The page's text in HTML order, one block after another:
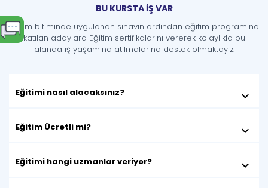
BU KURSTA İŞ VAR
Eğitim bitiminde uygulanan sınavın ardından eğitim programına
katılan adaylara Eğitim sertifikalarını vererek kolaylıkla bu
alanda iş yaşamına atılmalarına destek olmaktayız.
Eğitimi nasıl alacaksınız? keyboard_arrow_down
Eğitim Ücretli mi? keyboard_arrow_down
Eğitimi hangi uzmanlar veriyor? keyboard_arrow_down